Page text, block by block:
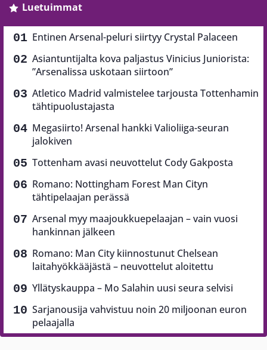
Luetuimmat
Entinen Arsenal-peluri siirtyy Crystal Palaceen
Asiantuntijalta kova paljastus Vinicius Juniorista:
”Arsenalissa uskotaan siirtoon”
Atletico Madrid valmistelee tarjousta Tottenhamin
tähtipuolustajasta
Megasiirto! Arsenal hankki Valioliiga-seuran
jalokiven
Tottenham avasi neuvottelut Cody Gakposta
Romano: Nottingham Forest Man Cityn
tähtipelaajan perässä
Arsenal myy maajoukkuepelaajan – vain vuosi
hankinnan jälkeen
Romano: Man City kiinnostunut Chelsean
laitahyökkääjästä – neuvottelut aloitettu
Yllätyskauppa – Mo Salahin uusi seura selvisi
Sarjanousija vahvistuu noin 20 miljoonan euron
pelaajalla